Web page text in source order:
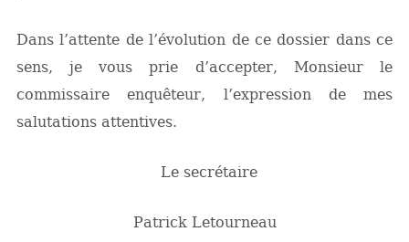
Dans l’attente de l’évolution de ce dossier dans ce
sens, je vous prie d’accepter, Monsieur le
commissaire enquêteur, l’expression de mes
salutations attentives.
Le secrétaire
Patrick Letourneau